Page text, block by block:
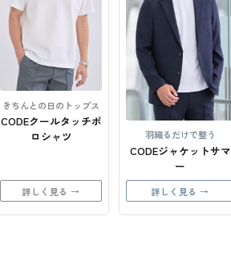
きちんとの日のトップス
CODEクールタッチポ
ロシャツ
詳しく見る →
羽織るだけで整う
CODEジャケットサマ
ー
詳しく見る →